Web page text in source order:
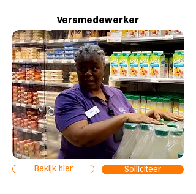
Versmedewerker
Bekijk hier Solliciteer